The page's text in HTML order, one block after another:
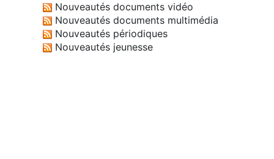
Nouveautés documents vidéo
Nouveautés documents multimédia
Nouveautés périodiques
Nouveautés jeunesse